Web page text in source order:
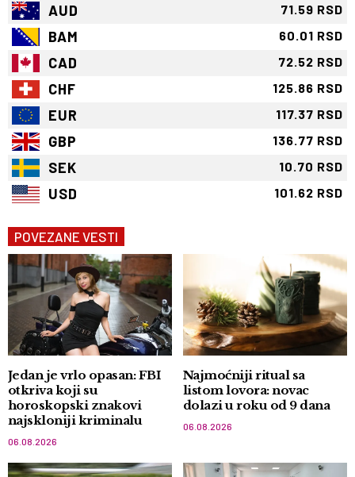
AUD 71.59 RSD
BAM 60.01 RSD
CAD 72.52 RSD
CHF 125.86 RSD
EUR 117.37 RSD
GBP 136.77 RSD
SEK 10.70 RSD
USD 101.62 RSD
POVEZANE VESTI
Jedan je vrlo opasan: FBI
otkriva koji su
horoskopski znakovi
najskloniji kriminalu
06.08.2026
Najmoćniji ritual sa
listom lovora: novac
dolazi u roku od 9 dana
06.08.2026